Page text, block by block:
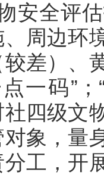
安全评
周边环
差）、
一码”
四级文
象，量
工，开